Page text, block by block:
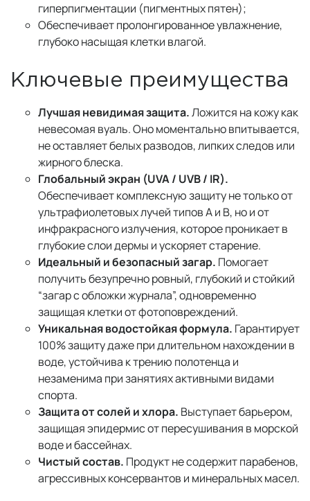
гиперпигментации (пигментных пятен);
Обеспечивает пролонгированное увлажнение,
глубоко насыщая клетки влагой.
Ключевые преимущества
Лучшая невидимая защита.Ложится на кожу как
невесомая вуаль. Оно моментально впитывается,
не оставляет белых разводов, липких следов или
жирного блеска.
Глобальный экран (UVA / UVB / IR).
Обеспечивает комплексную защиту не только от
ультрафиолетовых лучей типов А и В, но и от
инфракрасного излучения, которое проникает в
глубокие слои дермы и ускоряет старение.
Идеальный и безопасный загар. Помогает
получить безупречно ровный, глубокий и стойкий
“загар с обложки журнала”, одновременно
защищая клетки от фотоповреждений.
Уникальная водостойкая формула. Гарантирует
100% защиту даже при длительном нахождении в
воде, устойчива к трению полотенца и
незаменима при занятиях активными видами
спорта.
Защита от солей и хлора. Выступает барьером,
защищая эпидермис от пересушивания в морской
воде и бассейнах.
Чистый состав. Продукт не содержит парабенов,
агрессивных консервантов и минеральных масел.